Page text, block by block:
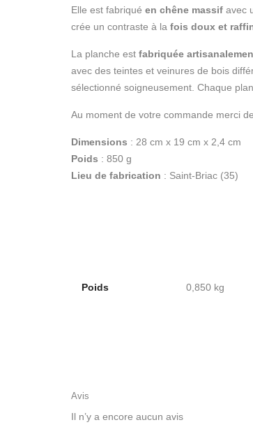
Elle est fabriqué en chêne massif avec
crée un contraste à la fois doux et
La planche est fabriquée
avec des teintes et veinures de bois
sélectionné soigneusement. Chaque
Au moment de votre commande merci
Dimensions : 28 cm x 19 cm x 2,4 cm
Poids : 850 g
Lieu de fabrication : Saint-Briac (35)
Poids 0,850 kg
Avis
Il n’y a encore aucun avis